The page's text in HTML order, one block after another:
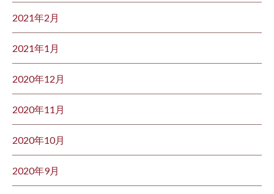
2021年2月
2021年1月
2020年12月
2020年11月
2020年10月
2020年9月